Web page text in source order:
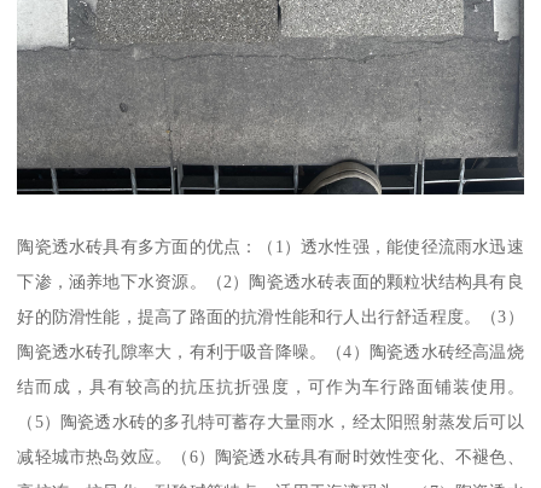
陶瓷透水砖具有多方面的优点：（1）透水性强，能使径流雨水迅速
下渗，涵养地下水资源。（2）陶瓷透水砖表面的颗粒状结构具有良
好的防滑性能，提高了路面的抗滑性能和行人出行舒适程度。（3）
陶瓷透水砖孔隙率大，有利于吸音降噪。（4）陶瓷透水砖经高温烧
结而成，具有较高的抗压抗折强度，可作为车行路面铺装使用。
（5）陶瓷透水砖的多孔特可蓄存大量雨水，经太阳照射蒸发后可以
减轻城市热岛效应。（6）陶瓷透水砖具有耐时效性变化、不褪色、